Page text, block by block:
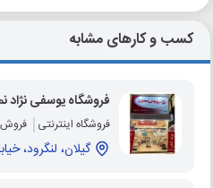
کسب و کارهای مشابه
فروشگاه یوسفی
فروشگاه اینترنتی فروش
گیلان، لنگرود،